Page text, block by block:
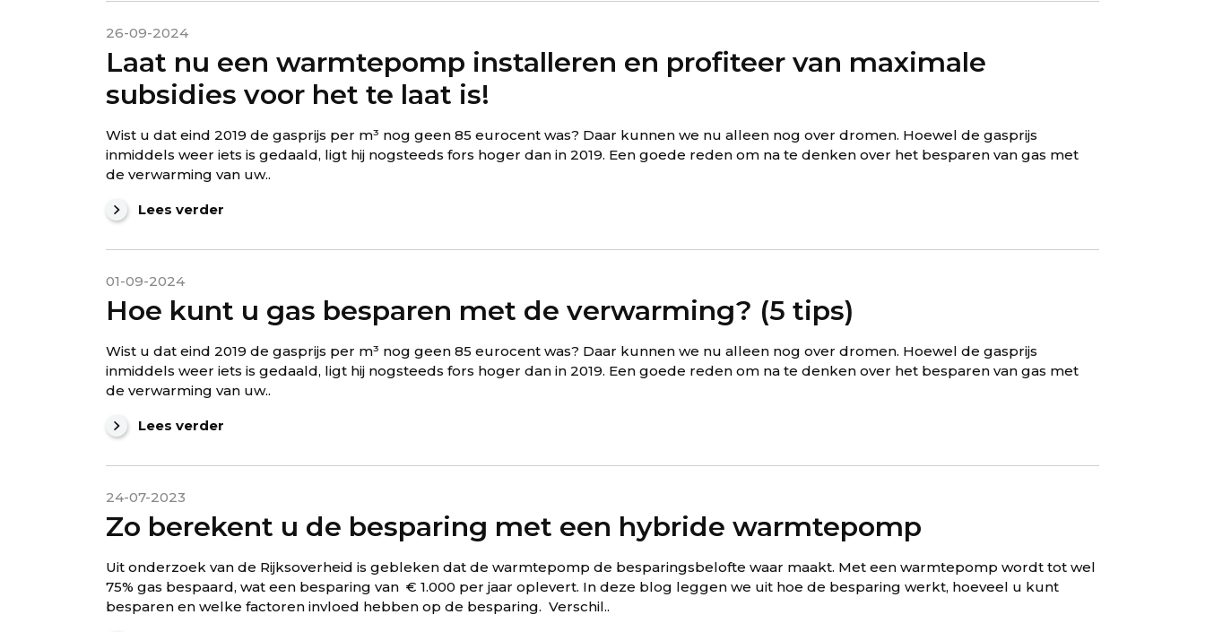
26-09-2024
Laat nu een warmtepomp installeren en profiteer van maximale
subsidies voor het te laat is!
Wist u dat eind 2019 de gasprijs per m³ nog geen 85 eurocent was? Daar kunnen we nu alleen nog over dromen. Hoewel de gasprijs
inmiddels weer iets is gedaald, ligt hij nogsteeds fors hoger dan in 2019. Een goede reden om na te denken over het besparen van gas met
de verwarming van uw..
Lees verder
01-09-2024
Hoe kunt u gas besparen met de verwarming? (5 tips)
Wist u dat eind 2019 de gasprijs per m³ nog geen 85 eurocent was? Daar kunnen we nu alleen nog over dromen. Hoewel de gasprijs
inmiddels weer iets is gedaald, ligt hij nogsteeds fors hoger dan in 2019. Een goede reden om na te denken over het besparen van gas met
de verwarming van uw..
Lees verder
24-07-2023
Zo berekent u de besparing met een hybride warmtepomp
Uit onderzoek van de Rijksoverheid is gebleken dat de warmtepomp de besparingsbelofte waar maakt. Met een warmtepomp wordt tot wel
75% gas bespaard, wat een besparing van € 1.000 per jaar oplevert. In deze blog leggen we uit hoe de besparing werkt, hoeveel u kunt
besparen en welke factoren invloed hebben op de besparing. Verschil..